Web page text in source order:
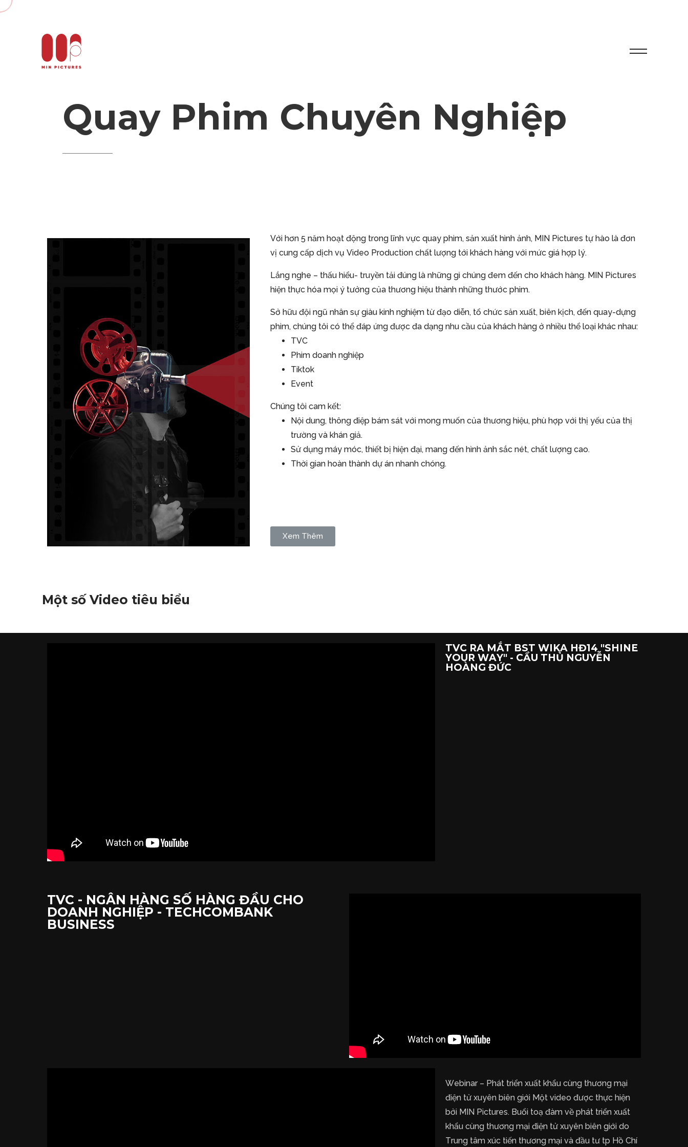
Quay Phim Chuyên Nghiệp
Với hơn 5 năm hoạt động trong lĩnh vực quay phim, sản xuất hình ảnh, MIN Pictures tự hào là đơn
vị cung cấp dịch vụ Video Production chất lượng tới khách hàng với mức giá hợp lý.
Lắng nghe – thấu hiểu- truyền tải đúng là những gì chúng đem đến cho khách hàng. MIN Pictures
hiện thực hóa mọi ý tưởng của thương hiệu thành những thước phim.
Sở hữu đội ngũ nhân sự giàu kinh nghiệm từ đạo diễn, tổ chức sản xuất, biên kịch, đến quay-dựng
phim, chúng tôi có thể đáp ứng được đa dạng nhu cầu của khách hàng ở nhiều thể loại khác nhau:
TVC
Phim doanh nghiệp
Tiktok
Event
Chúng tôi cam kết:
Nội dung, thông điệp bám sát với mong muốn của thương hiệu, phù hợp với thị yếu của thị
trường và khán giả.
Sử dụng máy móc, thiết bị hiện đại, mang đến hình ảnh sắc nét, chất lượng cao.
Thời gian hoàn thành dự án nhanh chóng.
Xem Thêm
Một số Video tiêu biểu
TVC RA MẮT BST WIKA HĐ14 "SHINE
YOUR WAY" - CẦU THỦ NGUYỄN
HOÀNG ĐỨC
TVC - NGÂN HÀNG SỐ HÀNG ĐẦU CHO
DOANH NGHIỆP - TECHCOMBANK
BUSINESS
Webinar – Phát triển xuất khẩu cùng thương mại
điện tử xuyên biên giới Một video được thực hiện
bởi MIN Pictures. Buổi toạ đàm về phát triển xuất
khẩu cùng thương mại điện tử xuyên biên giới do
Trung tâm xúc tiến thương mại và đầu tư tp Hồ Chí